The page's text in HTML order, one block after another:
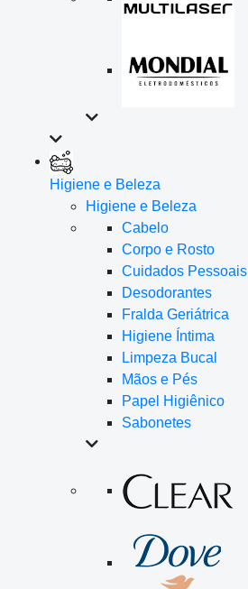
Higiene e Beleza
Higiene e Beleza
Cabelo
Corpo e Rosto
Cuidados Pessoais
Desodorantes
Fralda Geriátrica
Higiene Íntima
Limpeza Bucal
Mãos e Pés
Papel Higiênico
Sabonetes